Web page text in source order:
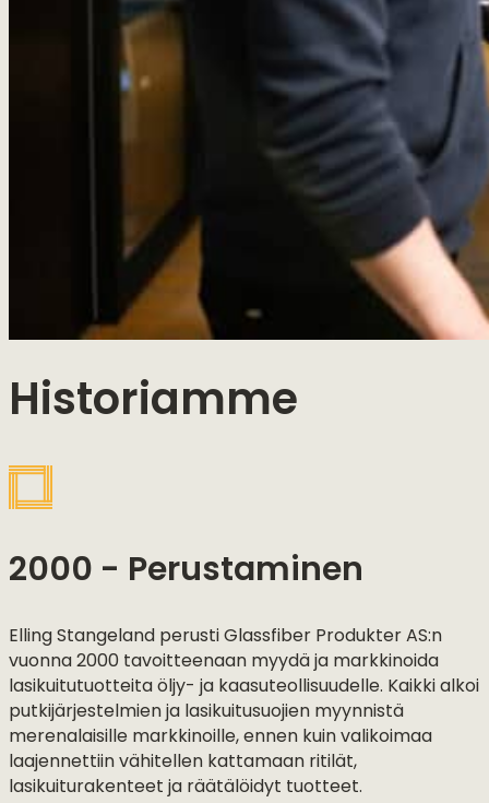
Historiamme
2000 - Perustaminen
Elling Stangeland perusti Glassfiber Produkter AS:n
vuonna 2000 tavoitteenaan myydä ja markkinoida
lasikuitutuotteita öljy- ja kaasuteollisuudelle. Kaikki alkoi
putkijärjestelmien ja lasikuitusuojien myynnistä
merenalaisille markkinoille, ennen kuin valikoimaa
laajennettiin vähitellen kattamaan ritilät,
lasikuiturakenteet ja räätälöidyt tuotteet.